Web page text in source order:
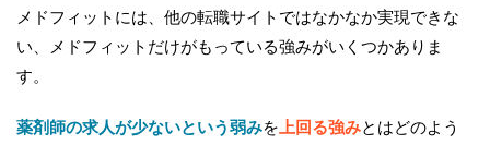
メドフィットには、他の転職サイトではなかなか実現できな
い、メドフィットだけがもっている強みがいくつかありま
す。
薬剤師の求人が少ないという弱みを 上回る強みとはどのよう